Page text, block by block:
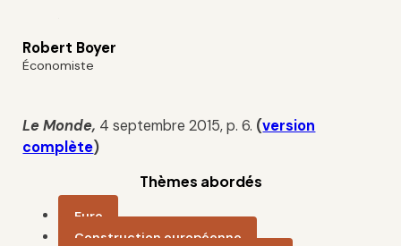
Robert Boyer
Économiste
Le Monde, 4 septembre 2015, p. 6. (version
complète)
Thèmes abordés
Euro
Construction européenne